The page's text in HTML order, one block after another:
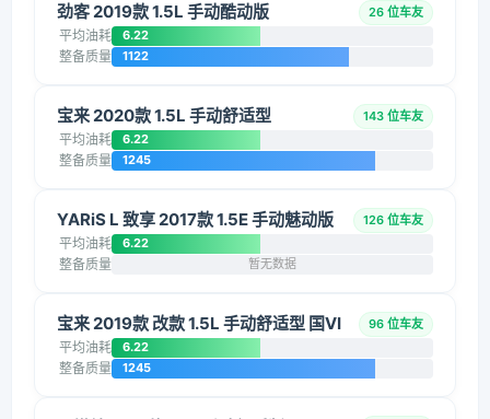
劲客 2019款 1.5L 手动酷动版 26 位车友
平均油耗 6.22
整备质量 1122
宝来 2020款 1.5L 手动舒适型 143 位车友
平均油耗 6.22
整备质量 1245
YARiS L 致享 2017款 1.5E 手动魅动版 126 位车友
平均油耗 6.22
整备质量 暂无数据
宝来 2019款 改款 1.5L 手动舒适型 国VI 96 位车友
平均油耗 6.22
整备质量 1245